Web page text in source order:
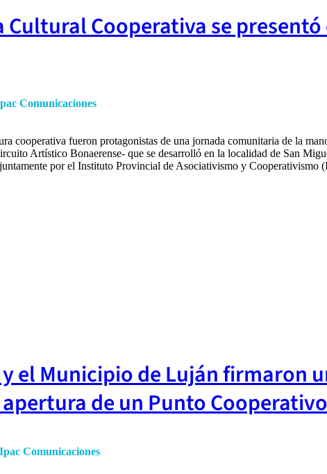
Cultural Cooperativa se presentó
Comunicaciones
cooperativa fueron protagonistas de una jornada comunitaria de la
Artístico Bonaerense- que se desarrolló en la localidad de San
por el Instituto Provincial de Asociativismo y Cooperativismo
y el Municipio de Luján firmaron
de un Punto Cooperativo
Ipac Comunicaciones